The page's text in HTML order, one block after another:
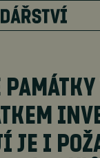
JE I